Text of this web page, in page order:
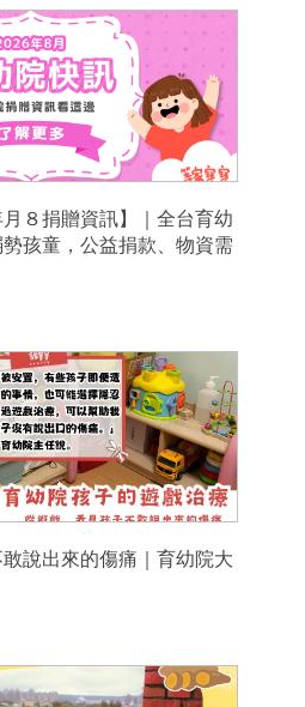
月８捐贈資訊】｜全台育幼
孩童，公益捐款、物資需
說出來的傷痛｜育幼院大